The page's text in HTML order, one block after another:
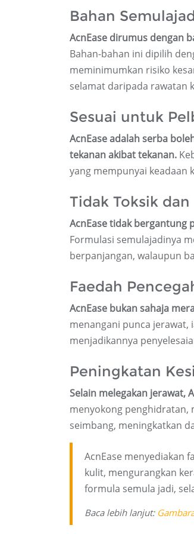
Bahan
AcnEase dirumus dengan
Bahan-bahan ini dipilih
meminimumkan risiko
selamat daripada rawatan
Sesuai untuk
AcnEase adalah serba
tekanan akibat tekanan.
yang mempunyai keadaan
Tidak Toksik
AcnEase tidak bergantung
Formulasi semulajadinya
berpanjangan, walaupun
Faedah
AcnEase bukan sahaja
menangani punca jerawat,
menjadikannya
Peningkatan
Selain melegakan jerawat,
menyokong penghidratan,
seimbang, meningkatkan
AcnEase menyediakan
kulit, mengurangkan
formula semula jadi,
Baca lebih lanjut: